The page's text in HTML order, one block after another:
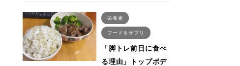
ス・プルオーバーマ
シン”とは？
栄養素
フード＆サプリ
「脚トレ前日に食べ
る理由」トップボデ